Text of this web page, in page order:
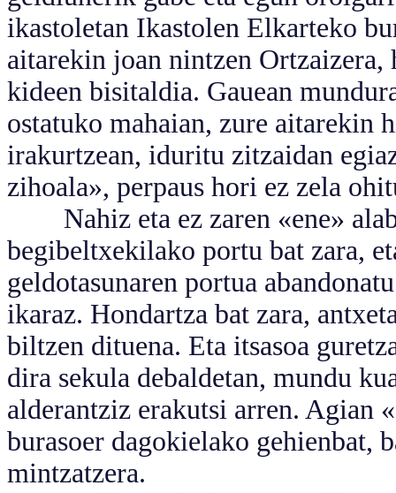
ikastoletan Ikastolen Elkarteko
aitarekin joan nintzen Ortzaizera,
kideen bisitaldia. Gauean
ostatuko mahaian, zure aitarekin
irakurtzean, iduritu zitzaidan
zihoala», perpaus hori ez zela
Nahiz eta ez zaren «ene»
begibeltxekilako portu bat zara,
geldotasunaren portua
ikaraz. Hondartza bat zara,
biltzen dituena. Eta itsasoa
dira sekula debaldetan, mundu
alderantziz erakutsi arren. Agian
burasoer dagokielako gehienbat,
mintzatzera.